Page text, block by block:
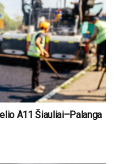
A11 Šiauliai–Palanga